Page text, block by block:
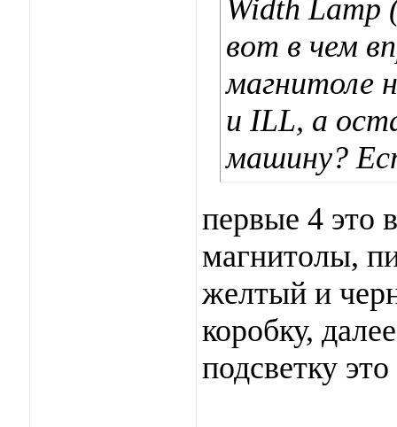
Width Lamp
вот в чем
магнитоле
и ILL, а
машину?
первые 4 это
магнитолы,
желтый и
коробку,
подсветку